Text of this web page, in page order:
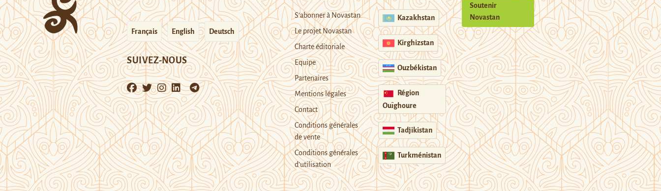
Français English Deutsch
SUIVEZ-NOUS
S’abonner à Novastan
Le projet Novastan
Charte éditoriale
Equipe
Partenaires
Mentions légales
Contact
Conditions générales
de vente
Conditions générales
d’utilisation
Kazakhstan
Kirghizstan
Ouzbékistan
Région
Ouïghoure
Tadjikistan
Turkménistan
Soutenir
Novastan